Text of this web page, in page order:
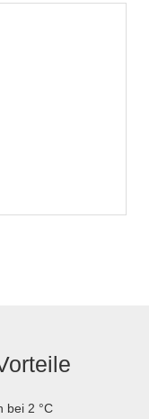
bei 2 °C